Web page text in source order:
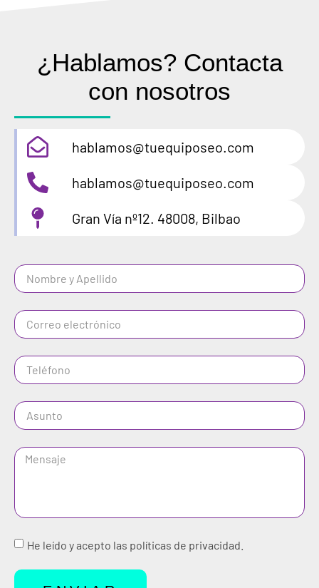
¿Hablamos? Contacta
con nosotros
hablamos@tuequiposeo.com
hablamos@tuequiposeo.com
Gran Vía nº12. 48008, Bilbao
He leído y acepto las políticas de privacidad.